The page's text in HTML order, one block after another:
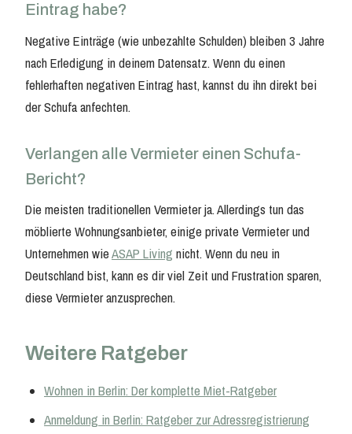
Eintrag habe?
Negative Einträge (wie unbezahlte Schulden) bleiben 3 Jahre
nach Erledigung in deinem Datensatz. Wenn du einen
fehlerhaften negativen Eintrag hast, kannst du ihn direkt bei
der Schufa anfechten.
Verlangen alle Vermieter einen Schufa-
Bericht?
Die meisten traditionellen Vermieter ja. Allerdings tun das
möblierte Wohnungsanbieter, einige private Vermieter und
Unternehmen wieASAP Living nicht. Wenn du neu in
Deutschland bist, kann es dir viel Zeit und Frustration sparen,
diese Vermieter anzusprechen.
Weitere Ratgeber
Wohnen in Berlin: Der komplette Miet-Ratgeber
Anmeldung in Berlin: Ratgeber zur Adressregistrierung